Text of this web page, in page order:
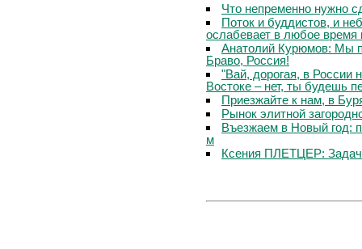
Что непременно нужно
Поток и буддистов, и
ослабевает в любое время
Анатолий Курюмов: Мы
Браво, Россия!
"Вай, дорогая, в России
Востоке – нет, ты будешь
Приезжайте к нам, в
Рынок элитной
Въезжаем в Новый год:
м
Ксения ПЛЕТЦЕР: